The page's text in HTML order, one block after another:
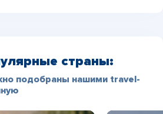
страны:
подобраны нашими travel-